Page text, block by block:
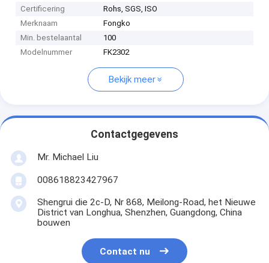
Certificering
Rohs, SGS, ISO
Merknaam
Fongko
Min. bestelaantal
100
Modelnummer
FK2302
Bekijk meer
Contactgegevens
Mr. Michael Liu
008618823427967
Shengrui die 2c-D, Nr 868, Meilong-Road, het Nieuwe
District van Longhua, Shenzhen, Guangdong, China
bouwen
Contact nu